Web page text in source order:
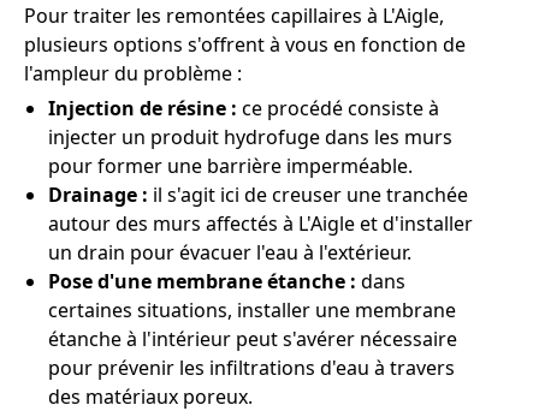
Pour traiter les remontées capillaires à L'Aigle,
plusieurs options s'offrent à vous en fonction de
l'ampleur du problème :
Injection de résine : ce procédé consiste à
injecter un produit hydrofuge dans les murs
pour former une barrière imperméable.
Drainage : il s'agit ici de creuser une tranchée
autour des murs affectés à L'Aigle et d'installer
un drain pour évacuer l'eau à l'extérieur.
Pose d'une membrane étanche : dans
certaines situations, installer une membrane
étanche à l'intérieur peut s'avérer nécessaire
pour prévenir les infiltrations d'eau à travers
des matériaux poreux.